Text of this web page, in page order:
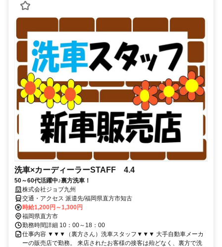
洗車×カーディーラーSTAFF 4.4
50～60代活躍中♪裏方洗車！
株式会社ジョブ九州
交通・アクセス 派遣先/福岡県直方市知古
時給1,200円～1,300円
福岡県直方市
勤務時間詳細 10：00～18：00
仕事内容 ▼▼▼（裏方さん）洗車スタッフ▼▼▼ 大手自動車メーカ
ーの販売店で勤務。 来店されたお客様の接客は殆どなく、裏方で洗